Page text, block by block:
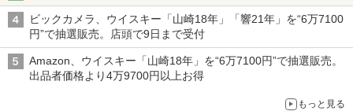
ビックカメラ、ウイスキー「山崎18年」「響21年」を“6万7100
円”で抽選販売。店頭で9日まで受付
Amazon、ウイスキー「山崎18年」を“6万7100円”で抽選販売。
出品者価格より4万9700円以上お得
もっと見る